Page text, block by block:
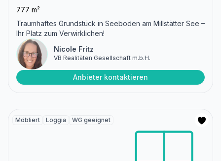
777 m²
Traumhaftes Grundstück in Seeboden am Millstätter See –
Ihr Platz zum Verwirklichen!
Nicole Fritz
VB Realitäten Gesellschaft m.b.H.
Anbieter kontaktieren
Möbliert Loggia WG geeignet